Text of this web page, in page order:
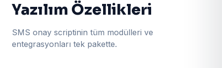
Yazılım Özellikleri
SMS onay scriptinin tüm modülleri ve
entegrasyonları tek pakette.